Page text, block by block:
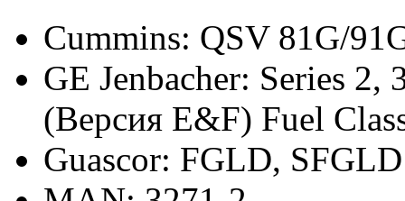
Cummins: QSV 81G/
GE Jenbacher: Series 2,
(Версия E&F) Fuel
Guascor: FGLD, SFGLD